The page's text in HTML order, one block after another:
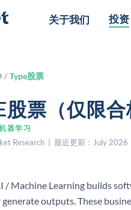
关于我们 投资
/ Type股票
股票（仅限
器学习
Research | 最近更新：July 2026
/ Machine Learning builds
outputs. These